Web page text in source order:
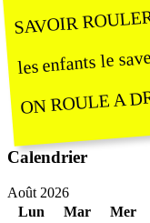
SAVOIR
les enfants le
ON ROULE A
Calendrier
Août 2026
Lun
Mar Mer